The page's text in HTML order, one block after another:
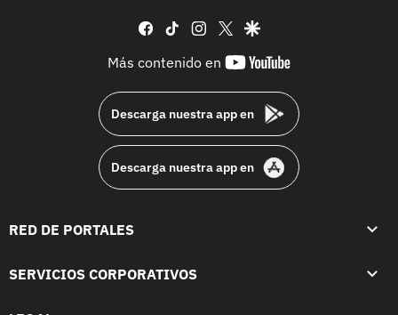
facebook
tiktok instagram
twittergoogle
Más contenido en
youtube-
Descarga nuestra app en
Descarga nuestra app en
RED DE PORTALES
SERVICIOS CORPORATIVOS